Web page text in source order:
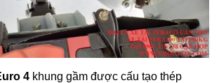
4khung gầm được cấu tạo thép